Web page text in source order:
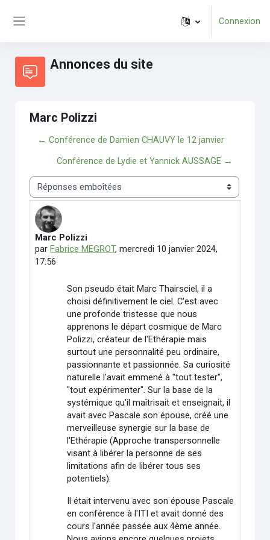
Connexion
Annonces du site
Marc Polizzi
← Conférence de Damien CHAUVY le 12 janvier
Conférence de Lydie et Yannick AUSSAGE →
Type d’affichage
Marc Polizzi
par Fabrice MEGROT,mercredi 10 janvier 2024,
17:56
Nombre de réponses : 0
Son pseudo était Marc Thairsciel, il a
choisi définitivement le ciel. C'est avec
une profonde tristesse que nous
apprenons le départ cosmique de Marc
Polizzi, créateur de l'Ethérapie mais
surtout une personnalité peu ordinaire,
passionnante et passionnée. Sa curiosité
naturelle l'avait emmené à "tout tester",
"tout expérimenter". Sur la base de la
systémique qu'il maîtrisait et enseignait, il
avait avec Pascale son épouse, créé une
merveilleuse synergie sur la base de
l'Ethérapie (Approche transpersonnelle
visant à libérer la personne de ses
limitations afin de libérer tous ses
potentiels).
Il était intervenu avec son épouse Pascale
en conférence à l'ITI et avait donné des
cours l'année passée aux 4ème année.